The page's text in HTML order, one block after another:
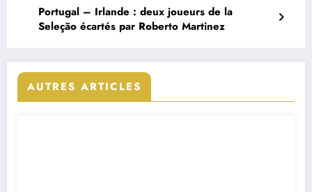
Portugal – Irlande : deux joueurs de la
Seleção écartés par Roberto Martinez
AUTRES ARTICLES